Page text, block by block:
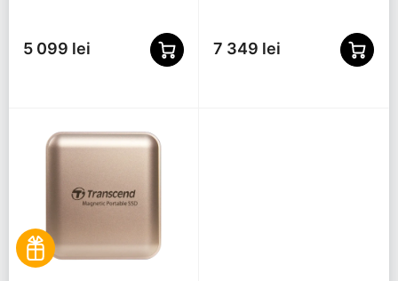
(SXS1000R/1000GA)
5 099 lei 7 349 lei